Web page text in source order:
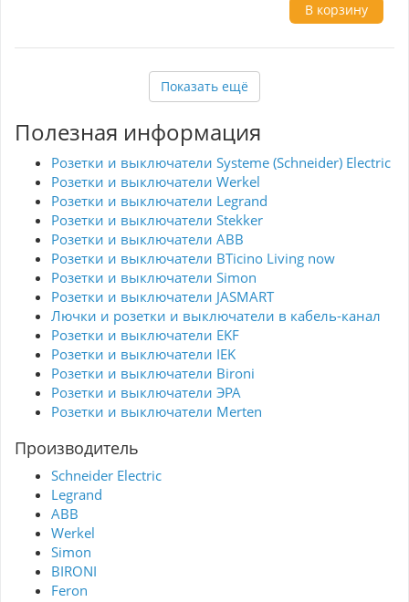
В корзину
Показать ещё
Полезная информация
Розетки и выключатели Systeme (Schneider) Electric
Розетки и выключатели Werkel
Розетки и выключатели Legrand
Розетки и выключатели Stekker
Розетки и выключатели ABB
Розетки и выключатели BTicino Living now
Розетки и выключатели Simon
Розетки и выключатели JASMART
Лючки и розетки и выключатели в кабель-канал
Розетки и выключатели EKF
Розетки и выключатели IEK
Розетки и выключатели Bironi
Розетки и выключатели ЭРА
Розетки и выключатели Merten
Производитель
Schneider Electric
Legrand
ABB
Werkel
Simon
BIRONI
Feron